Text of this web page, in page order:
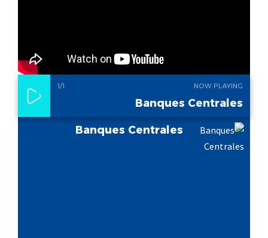
NOW PLAYING
1/1
Banques Centrales
Banques Centrales